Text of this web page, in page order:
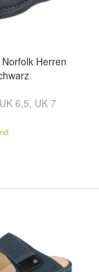
Norfolk Herren
UK 6,5, UK 7